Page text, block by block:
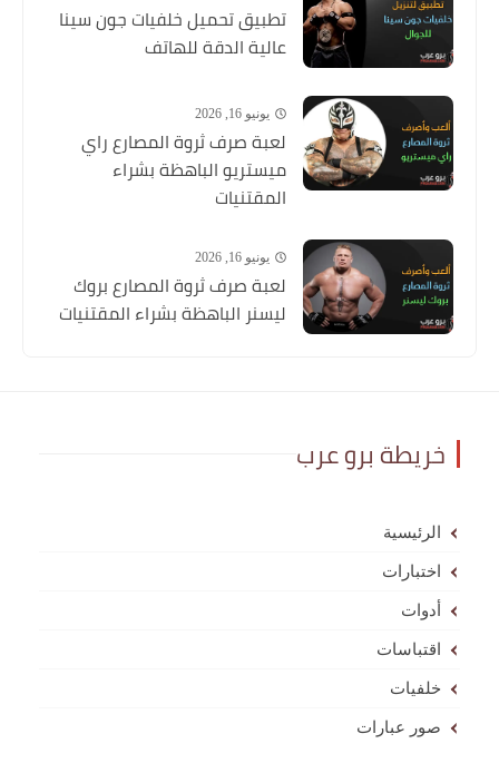
تطبيق تحميل خلفيات جون سينا
عالية الدقة للهاتف
يونيو 16, 2026
لعبة صرف ثروة المصارع راي
ميستريو الباهظة بشراء
المقتنيات
يونيو 16, 2026
لعبة صرف ثروة المصارع بروك
ليسنر الباهظة بشراء المقتنيات
خريطة برو عرب
الرئيسية
اختبارات
أدوات
اقتباسات
خلفيات
صور عبارات